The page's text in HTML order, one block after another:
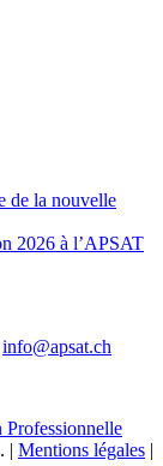
de la nouvelle
2026 à l’APSAT
info@apsat.ch
| Mentions légales |